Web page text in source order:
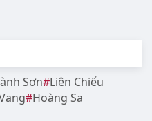
Sơn Liên Chiểu
Hoàng Sa